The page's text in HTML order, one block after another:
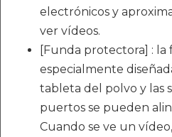
electrónicos y
ver vídeos.
[Funda protectora] : la
especialmente
tableta del polvo y las
puertos se pueden
Cuando se ve un